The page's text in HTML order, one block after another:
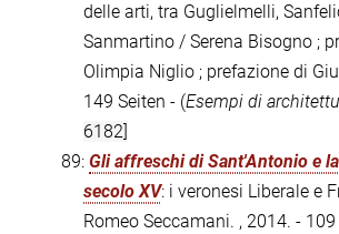
delle arti, tra Guglielmelli,
Sanmartino / Serena Bisogno ;
Olimpia Niglio ; prefazione di
149 Seiten - (Esempi di
6182]
89: Gli affreschi di Sant'Antonio e
secolo XV: i veronesi Liberale e
Romeo Seccamani. , 2014. -